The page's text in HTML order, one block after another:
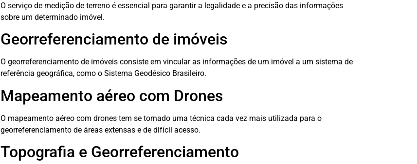
O serviço de medição de terreno é essencial para garantir a legalidade e a precisão das informações
sobre um determinado imóvel.
Georreferenciamento de imóveis
O georreferenciamento de imóveis consiste em vincular as informações de um imóvel a um sistema de
referência geográfica, como o Sistema Geodésico Brasileiro.
Mapeamento aéreo com Drones
O mapeamento aéreo com drones tem se tornado uma técnica cada vez mais utilizada para o
georreferenciamento de áreas extensas e de difícil acesso.
Topografia e Georreferenciamento